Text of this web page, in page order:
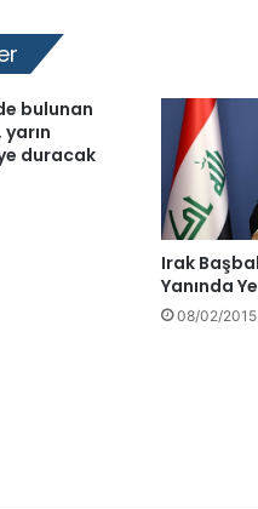
bulunan
duracak
Irak
Yanında
08/02/2015